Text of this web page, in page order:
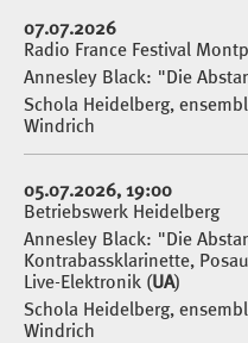
07.07.2026
Radio France Festival
Annesley Black: "Die
Schola Heidelberg,
Windrich
05.07.2026, 19:00
Betriebswerk Heidelberg
Annesley Black: "Die
Kontrabassklarinette,
Live-Elektronik (UA)
Schola Heidelberg,
Windrich